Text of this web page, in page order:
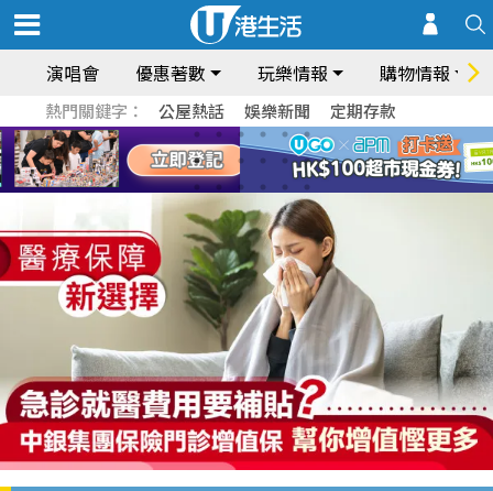
演唱會 優惠著數 玩樂情報 購物情報
熱門關鍵字： 公屋熱話 娛樂新聞 定期存款